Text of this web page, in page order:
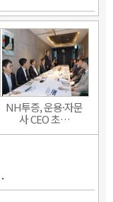
NH투증, 운용·자문
사 CEO 초…